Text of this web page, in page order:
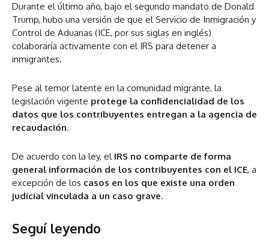
Durante el último año, bajo el segundo mandato de Donald
Trump, hubo una versión de que el Servicio de Inmigración y
Control de Aduanas (ICE, por sus siglas en inglés)
colaboraría activamente con el IRS para detener a
inmigrantes.
Pese al temor latente en la comunidad migrante, la
legislación vigente protege la confidencialidad de los
datos que los contribuyentes entregan a la agencia de
recaudación.
De acuerdo con la ley, el IRS no comparte de forma
general información de los contribuyentes con el ICE, a
excepción de los casos en los que existe una orden
judicial vinculada a un caso grave.
Seguí leyendo